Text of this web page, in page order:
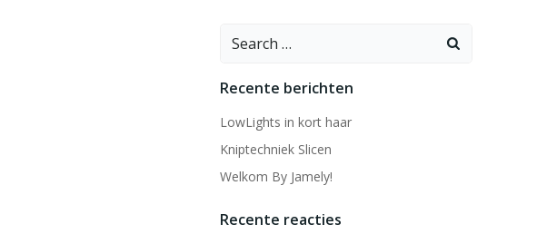
Search
Recente berichten
LowLights in kort haar
Kniptechniek Slicen
Welkom By Jamely!
Recente reacties